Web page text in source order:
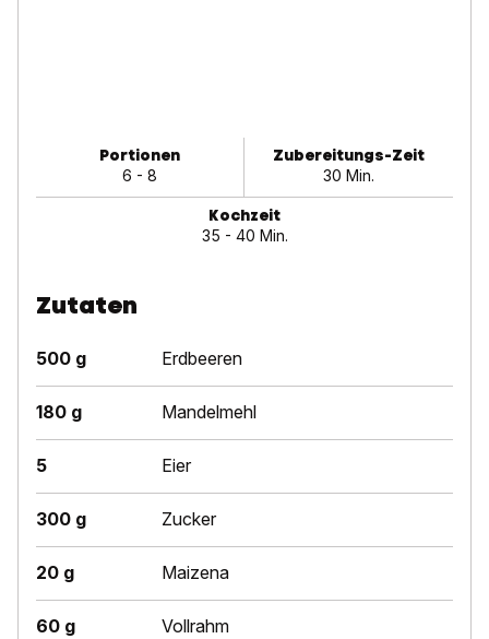
Portionen
6 - 8
Zubereitungs-Zeit
30 Min.
Kochzeit
35 - 40 Min.
Zutaten
500 g Erdbeeren
180 g Mandelmehl
5 Eier
300 g Zucker
20 g Maizena
60 g Vollrahm